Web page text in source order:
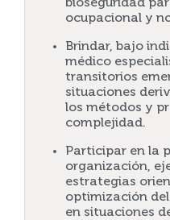
bioseguridad
ocupacional y
Brindar, bajo
médico
transitorios
situaciones
los métodos y
complejidad.
Participar en la
organización,
estrategias
optimización
en situaciones